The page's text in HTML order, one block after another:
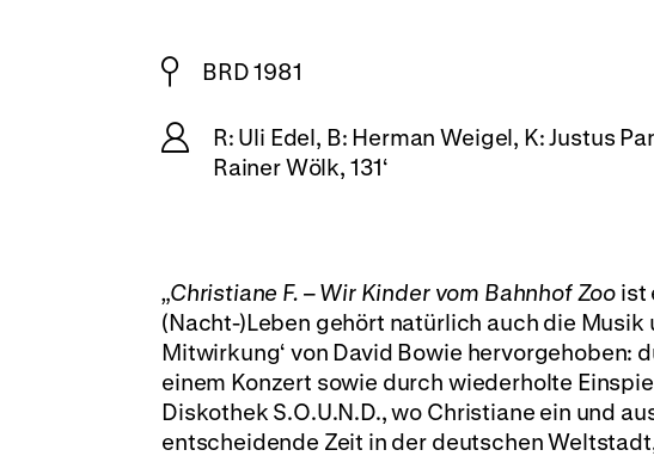
BRD 1981
R: Uli Edel, B: Herman Weigel, K: Justus
Rainer Wölk, 131‘
„Christiane F. – Wir Kinder vom Bahnhof Zoo ist
(Nacht-)Leben gehört natürlich auch die Musik
Mitwirkung‘ von David Bowie hervorgehoben:
einem Konzert sowie durch wiederholte
Diskothek S.O.U.N.D., wo Christiane ein und
entscheidende Zeit in der deutschen